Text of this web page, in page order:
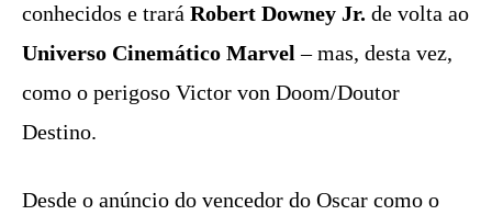
conhecidos e trará Robert Downey Jr. de volta ao
Universo Cinemático Marvel– mas, desta vez,
como o perigoso Victor von Doom/Doutor
Destino.
Desde o anúncio do vencedor do Oscar como o